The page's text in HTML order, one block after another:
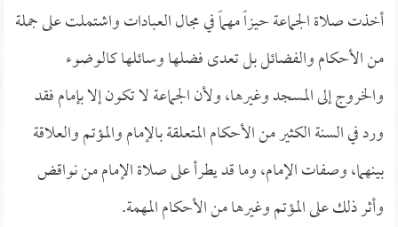
أخذت صلاة الجماعة حيزاً مهماً في مجال العبادات واشتملت على جملة
من الأحكام والفضائل بل تعدى فضلها وسائلها كالوضوء
والخروج إلى المسجد وغيرها، ولأن الجماعة لا تكون إلا بإمام فقد
ورد في السنة الكثير من الأحكام المتعلقة بالإمام والمؤتم والعلاقة
بينهما، وصفات الإمام، وما قد يطرأ على صلاة الإمام من نواقض
وأثر ذلك على المؤتم وغيرها من الأحكام المهمة.